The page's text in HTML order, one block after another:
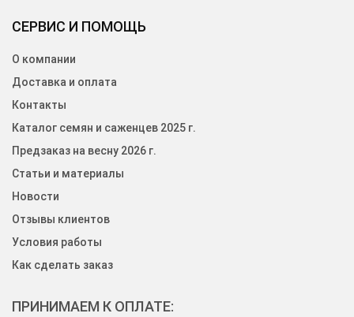
СЕРВИС И ПОМОЩЬ
О компании
Доставка и оплата
Контакты
Каталог семян и саженцев 2025 г.
Предзаказ на весну 2026 г.
Статьи и материалы
Новости
Отзывы клиентов
Условия работы
Как сделать заказ
ПРИНИМАЕМ К ОПЛАТЕ: